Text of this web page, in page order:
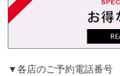
▼各店のご予約電話番号